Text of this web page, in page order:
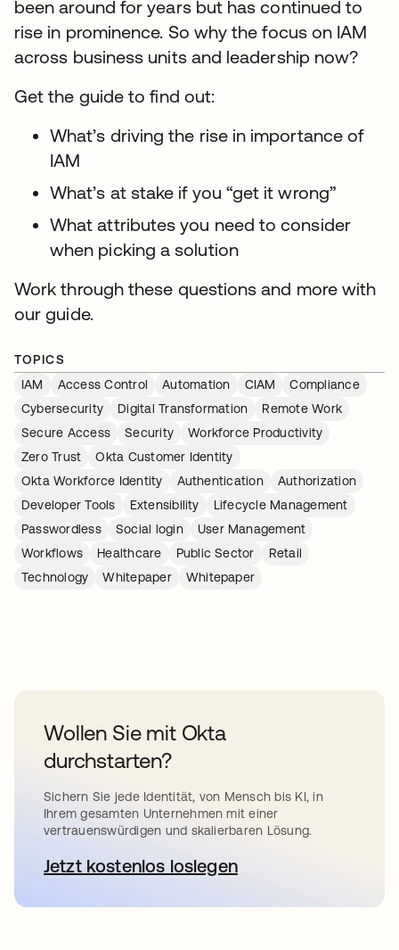
been around for years but has continued to
rise in prominence. So why the focus on IAM
across business units and leadership now?
Get the guide to find out:
What’s driving the rise in importance of
IAM
What’s at stake if you “get it wrong”
What attributes you need to consider
when picking a solution
Work through these questions and more with
our guide.
TOPICS
IAM
Access Control Automation CIAM
Compliance
Cybersecurity
Digital Transformation
Remote Work
Secure Access
Security
Workforce Productivity
Zero Trust
Okta Customer Identity
Okta Workforce Identity
Authentication
Authorization
Developer Tools
Extensibility
Lifecycle Management
Passwordless
Social login
User Management
Workflows
Healthcare Public Sector
Retail
Technology
Whitepaper Whitepaper
Wollen Sie mit Okta
durchstarten?
Sichern Sie jede Identität, von Mensch bis KI, in
Ihrem gesamten Unternehmen mit einer
vertrauenswürdigen und skalierbaren Lösung.
Jetzt kostenlos loslegen
wird in einer neuen